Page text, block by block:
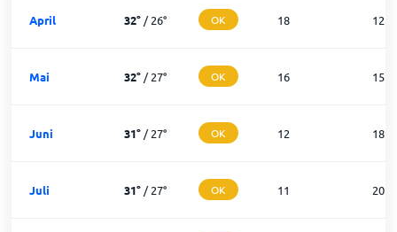
April 32°/26° OK 18 12
Mai 32°/27° OK 16 15
Juni 31°/27° OK 12 18
Juli 31°/27° OK 11 20